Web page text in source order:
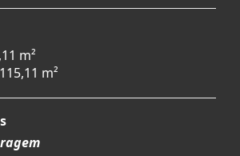
m²
m²